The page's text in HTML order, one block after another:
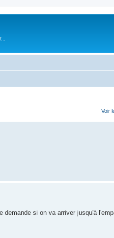
Voir
si on va arriver jusqu'à